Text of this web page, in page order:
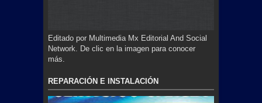
Editado por Multimedia Mx Editorial And Social
Network. De clic en la imagen para conocer
más.
REPARACIÓN E INSTALACIÓN